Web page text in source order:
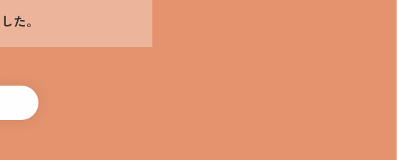
た。